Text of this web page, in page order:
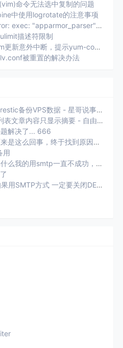
命令无法选中复制的问题
中使用logrotate的注意事项
Docker报错error: exec: "apparmor_parser": executable file not found in $PATH.
描述符限制
CenOS 7.x yum更新意外中断，提示yum-complete-transaction
被重置的解决办法
CentOS 7使用restic备份VPS数据 - 星哥说事: [...]xiaoz 选择的是将当前服务器数据通过 SFTP 方...
Typecho首页列表文章内容只显示摘要 - 自由鱼: [...]用了Typecho以后，遇到的第一个问题就是首页摘要显...
解决了... 666
未知狐: 啊，原来是这么回事，终于找到原因了。
用
权加: 不知道为什么我的用smtp一直不成功，老提示：SMTP连接失败，...
ZhaoQuinn: 如果用SMTP方式 一定要关闭DEBUG功能 不然usr/plu...